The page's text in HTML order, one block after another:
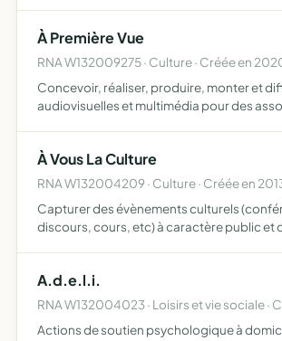
tau…
À Première Vue
RNA W132009275 · Culture · Créée en
Concevoir, réaliser, produire, monter et
audiovisuelles et multimédia pour des
À Vous La Culture
RNA W132004209 · Culture · Créée en
Capturer des évènements culturels
discours, cours, etc) à caractère public et
réseau u…
A.d.e.l.i.
RNA W132004023 · Loisirs et vie sociale ·
Actions de soutien psychologique à